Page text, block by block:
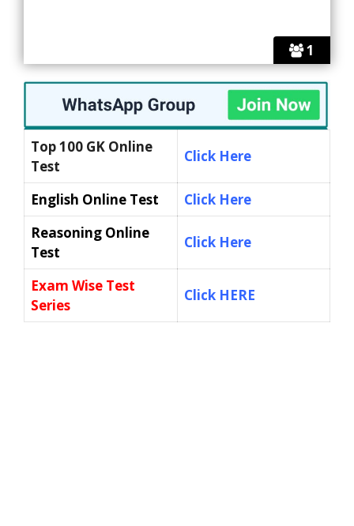
1
Top 100 GK Online
Test
Click Here
English Online Test
Click Here
Reasoning Online
Test
Click Here
Exam Wise Test
Series
Click HERE